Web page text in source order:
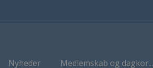
Nyheder Medlemskab og dagkor...